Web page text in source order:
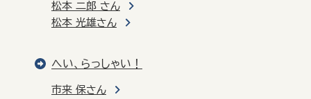
松本 二郎 さん
松本 光雄さん
へい、らっしゃい！
市来 保さん